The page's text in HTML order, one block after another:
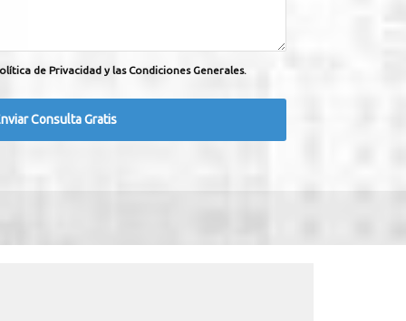
de Privacidad y las Condiciones Generales.